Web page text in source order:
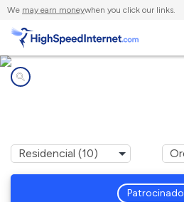
We may earn moneywhen you click our links.
Patrocinado